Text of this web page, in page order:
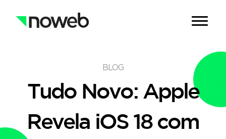
BLOG
Tudo Novo: Apple
Revela iOS 18 com